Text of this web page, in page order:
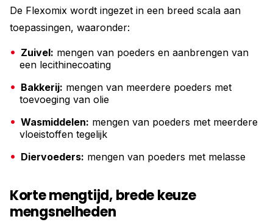
De Flexomix wordt ingezet in een breed scala aan
toepassingen, waaronder:
Zuivel: mengen van poeders en aanbrengen van
een lecithinecoating
Bakkerij: mengen van meerdere poeders met
toevoeging van olie
Wasmiddelen: mengen van poeders met meerdere
vloeistoffen tegelijk
Diervoeders: mengen van poeders met melasse
Korte mengtijd, brede keuze
mengsnelheden